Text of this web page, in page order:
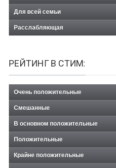
Для всей семьи
Расслабляющая
РЕЙТИНГ В СТИМ:
Очень положительные
Смешанные
В основном положительные
Положительные
Крайне положительные